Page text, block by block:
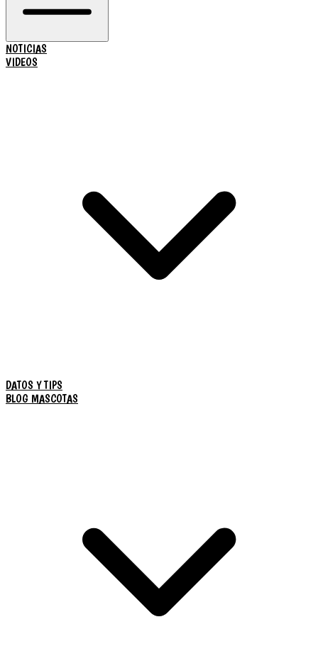
NOTICIAS
VIDEOS
DATOS Y TIPS
BLOG MASCOTAS